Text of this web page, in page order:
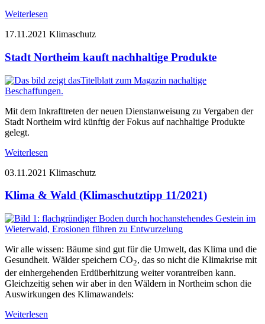
Weiterlesen
17.11.2021 Klimaschutz
Stadt Northeim kauft nachhaltige Produkte
Mit dem Inkrafttreten der neuen Dienstanweisung zu Vergaben der
Stadt Northeim wird künftig der Fokus auf nachhaltige Produkte
gelegt.
Weiterlesen
03.11.2021 Klimaschutz
Klima & Wald (Klimaschutztipp 11/2021)
Wir alle wissen: Bäume sind gut für die Umwelt, das Klima und die
Gesundheit. Wälder speichern CO2, das so nicht die Klimakrise mit
der einhergehenden Erdüberhitzung weiter vorantreiben kann.
Gleichzeitig sehen wir aber in den Wäldern in Northeim schon die
Auswirkungen des Klimawandels:
Weiterlesen